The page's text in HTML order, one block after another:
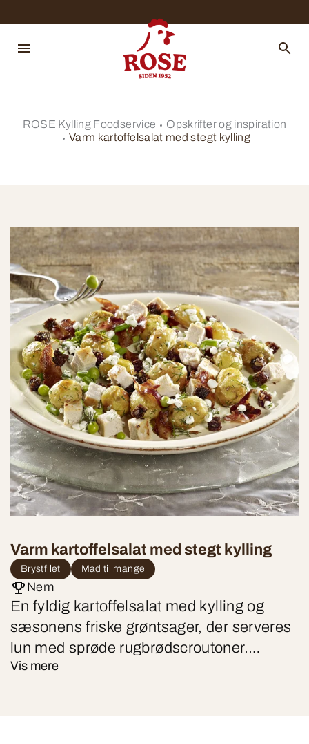
ROSE Kylling Foodservice
Opskrifter og inspiration
Varm kartoffelsalat med stegt kylling
Varm kartoffelsalat med stegt kylling
Brystfilet Mad til mange
Nem
En fyldig kartoffelsalat med kylling og
sæsonens friske grøntsager, der serveres
lun med sprøde rugbrødscroutoner.
Mætter godt og indeholder masser af
Vis mere